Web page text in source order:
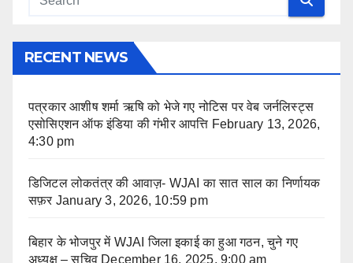
RECENT NEWS
पत्रकार आशीष शर्मा ऋषि को भेजे गए नोटिस पर वेब जर्नलिस्ट्स
एसोसिएशन ऑफ इंडिया की गंभीर आपत्ति February 13, 2026,
4:30 pm
डिजिटल लोकतंत्र की आवाज़- WJAI का सात साल का निर्णायक
सफ़र January 3, 2026, 10:59 pm
बिहार के भोजपुर में WJAI जिला इकाई का हुआ गठन, चुने गए
अध्यक्ष – सचिव December 16, 2025, 9:00 am